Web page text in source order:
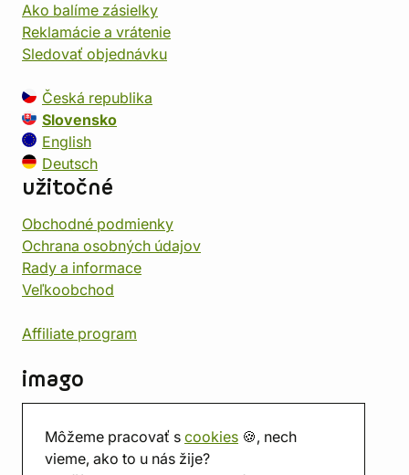
Môžeme pracovať s cookies 🍪, nech
vieme, ako to u nás žije?
Ako balíme zásielky
Reklamácie a vrátenie
Sledovať objednávku
Česká republika
Slovensko
English
Deutsch
užitočné
Obchodné podmienky
Ochrana osobných údajov
Rady a informace
Veľkoobchod
Affiliate program
imago
Predajňa
Herňa